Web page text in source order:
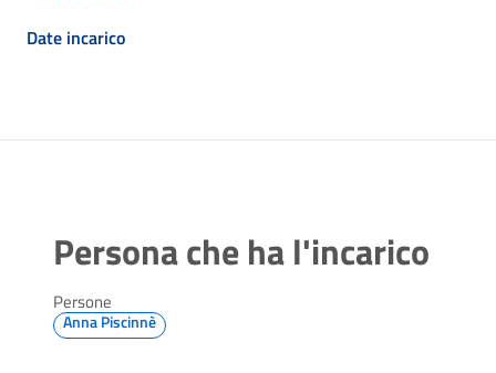
Date incarico
Persona che ha l'incarico
Persone
Anna Piscinnè